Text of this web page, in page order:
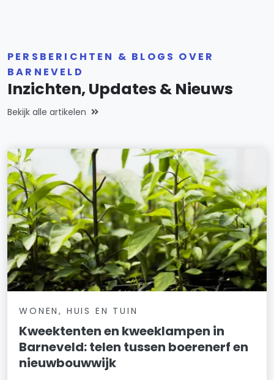
PERSBERICHTEN & BLOGS OVER
BARNEVELD
Inzichten, Updates & Nieuws
Bekijk alle artikelen
WONEN, HUIS EN TUIN
Kweektenten en kweeklampen in
Barneveld: telen tussen boerenerf en
nieuwbouwwijk